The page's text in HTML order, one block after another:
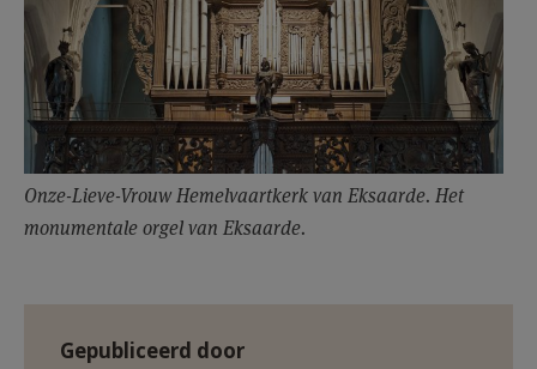
Onze-Lieve-Vrouw Hemelvaartkerk van Eksaarde. Het
monumentale orgel van Eksaarde.
Gepubliceerd door